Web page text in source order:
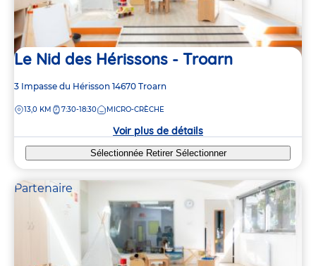
Le Nid des Hérissons - Troarn
Adresse
la
3 Impasse du Hérisson 14670 Troarn
DISTANCE
13,0 KM 7:30-18:30 MICRO-CRÈCHE
Voir plus de détails
Sélectionnée Retirer Sélectionner
Partenaire